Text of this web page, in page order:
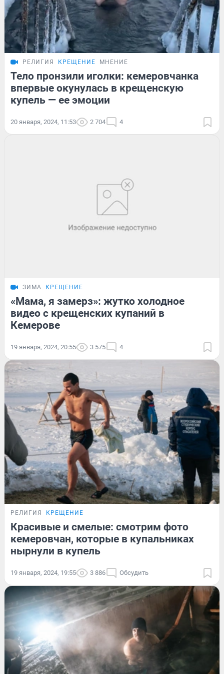
РЕЛИГИЯ КРЕЩЕНИЕ МНЕНИЕ
Тело пронзили иголки: кемеровчанка
впервые окунулась в крещенскую
купель — ее эмоции
20 января, 2024, 11:53 2 704 4
ЗИМА КРЕЩЕНИЕ
«Мама, я замерз»: жутко холодное
видео с крещенских купаний в
Кемерове
19 января, 2024, 20:55 3 575 4
РЕЛИГИЯ КРЕЩЕНИЕ
Красивые и смелые: смотрим фото
кемеровчан, которые в купальниках
нырнули в купель
19 января, 2024, 19:55 3 886 Обсудить